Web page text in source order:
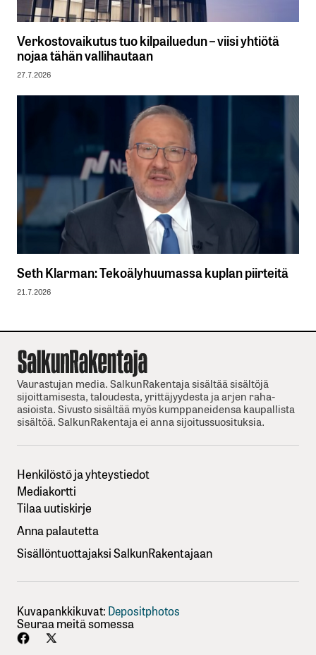
Verkostovaikutus tuo kilpailuedun – viisi yhtiötä
nojaa tähän vallihautaan
27.7.2026
Seth Klarman: Tekoälyhuumassa kuplan piirteitä
21.7.2026
Vaurastujan media. SalkunRakentaja sisältää sisältöjä
sijoittamisesta, taloudesta, yrittäjyydesta ja arjen raha-
asioista. Sivusto sisältää myös kumppaneidensa kaupallista
sisältöä. SalkunRakentaja ei anna sijoitussuosituksia.
Henkilöstö ja yhteystiedot
Mediakortti
Tilaa uutiskirje
Anna palautetta
Sisällöntuottajaksi SalkunRakentajaan
Kuvapankkikuvat: Depositphotos
Seuraa meitä somessa